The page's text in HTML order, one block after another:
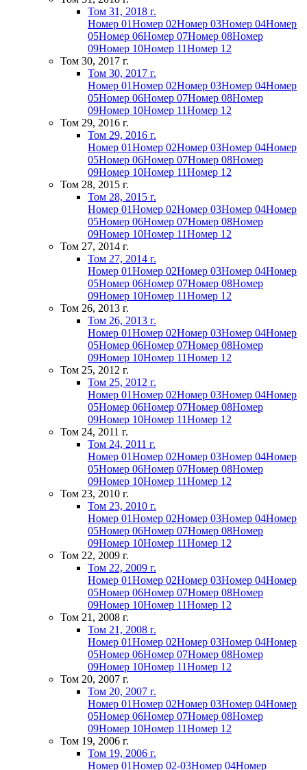
Том 31, 2018 г.
Номер 01Номер 02Номер 03Номер 04Номер
05Номер 06Номер 07Номер 08Номер
09Номер 10Номер 11Номер 12
Том 30, 2017 г.
Том 30, 2017 г.
Номер 01Номер 02Номер 03Номер 04Номер
05Номер 06Номер 07Номер 08Номер
09Номер 10Номер 11Номер 12
Том 29, 2016 г.
Том 29, 2016 г.
Номер 01Номер 02Номер 03Номер 04Номер
05Номер 06Номер 07Номер 08Номер
09Номер 10Номер 11Номер 12
Том 28, 2015 г.
Том 28, 2015 г.
Номер 01Номер 02Номер 03Номер 04Номер
05Номер 06Номер 07Номер 08Номер
09Номер 10Номер 11Номер 12
Том 27, 2014 г.
Том 27, 2014 г.
Номер 01Номер 02Номер 03Номер 04Номер
05Номер 06Номер 07Номер 08Номер
09Номер 10Номер 11Номер 12
Том 26, 2013 г.
Том 26, 2013 г.
Номер 01Номер 02Номер 03Номер 04Номер
05Номер 06Номер 07Номер 08Номер
09Номер 10Номер 11Номер 12
Том 25, 2012 г.
Том 25, 2012 г.
Номер 01Номер 02Номер 03Номер 04Номер
05Номер 06Номер 07Номер 08Номер
09Номер 10Номер 11Номер 12
Том 24, 2011 г.
Том 24, 2011 г.
Номер 01Номер 02Номер 03Номер 04Номер
05Номер 06Номер 07Номер 08Номер
09Номер 10Номер 11Номер 12
Том 23, 2010 г.
Том 23, 2010 г.
Номер 01Номер 02Номер 03Номер 04Номер
05Номер 06Номер 07Номер 08Номер
09Номер 10Номер 11Номер 12
Том 22, 2009 г.
Том 22, 2009 г.
Номер 01Номер 02Номер 03Номер 04Номер
05Номер 06Номер 07Номер 08Номер
09Номер 10Номер 11Номер 12
Том 21, 2008 г.
Том 21, 2008 г.
Номер 01Номер 02Номер 03Номер 04Номер
05Номер 06Номер 07Номер 08Номер
09Номер 10Номер 11Номер 12
Том 20, 2007 г.
Том 20, 2007 г.
Номер 01Номер 02Номер 03Номер 04Номер
05Номер 06Номер 07Номер 08Номер
09Номер 10Номер 11Номер 12
Том 19, 2006 г.
Том 19, 2006 г.
Номер 01Номер 02-03Номер 04Номер